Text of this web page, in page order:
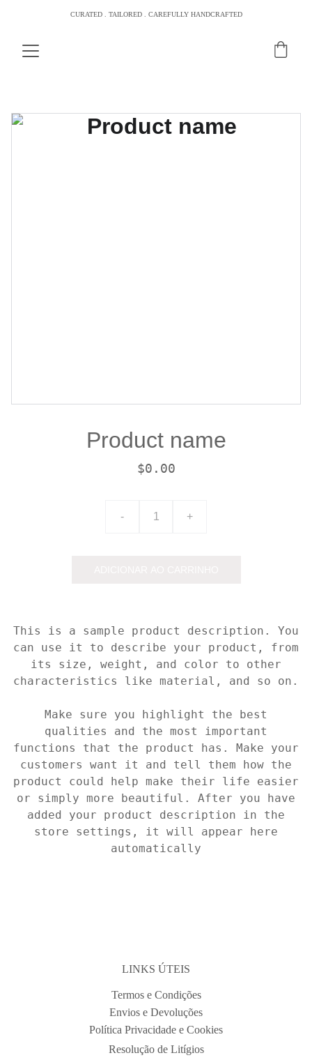
CURATED . TAILORED . CAREFULLY HANDCRAFTED
Product name
$0.00
- +
This is a sample product description. You
can use it to describe your product, from
its size, weight, and color to other
characteristics like material, and so on.
Make sure you highlight the best
qualities and the most important
functions that the product has. Make your
customers want it and tell them how the
product could help make their life easier
or simply more beautiful. After you have
added your product description in the
store settings, it will appear here
automatically
LINKS ÚTEIS
Termos e Condições
Envios e Devoluções
Política Privacidade e Cookies
Resolução de Litígios